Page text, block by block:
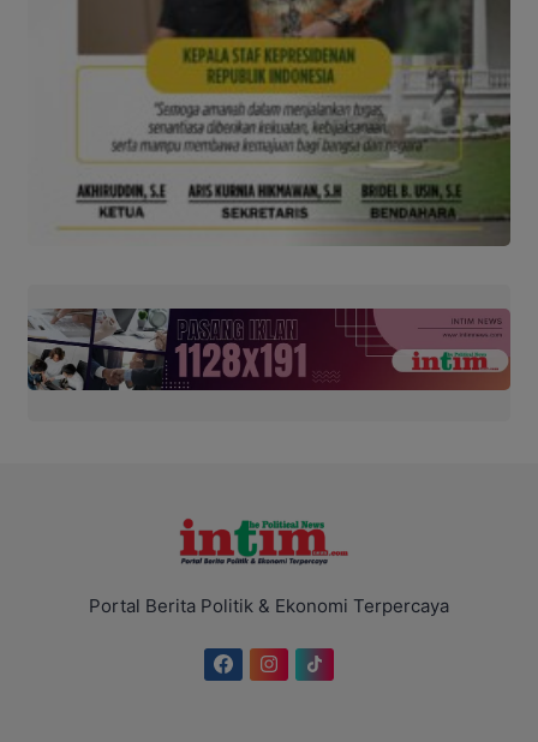
Portal Berita Politik & Ekonomi Terpercaya